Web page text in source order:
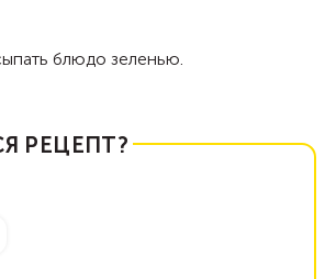
блюдо зеленью.
РЕЦЕПТ?